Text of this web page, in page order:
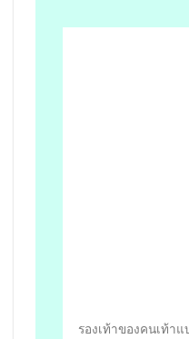
รองเท้าของคนเท้า